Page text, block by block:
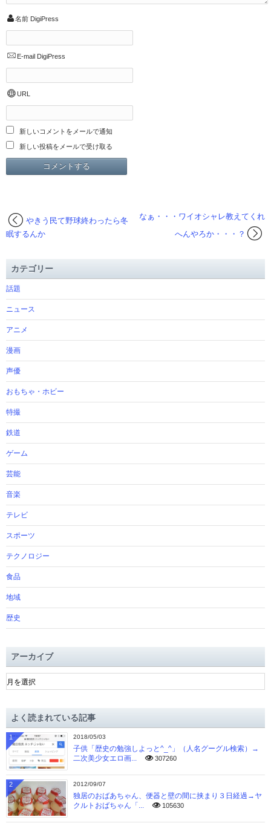
名前 DigiPress
E-mail DigiPress
URL
新しいコメントをメールで通知
新しい投稿をメールで受け取る
なぁ・・・ワイオシャレ教えてくれ
へんやろか・・・？
やきう民て野球終わったら冬
眠するんか
カテゴリー
話題
ニュース
アニメ
漫画
声優
おもちゃ・ホビー
特撮
鉄道
ゲーム
芸能
音楽
テレビ
スポーツ
テクノロジー
食品
地域
歴史
アーカイブ
ア
ー
ブよく読まれている記事
2018/05/03
子供「歴史の勉強しよっと^_^」（人名グーグル検索）→
二次美少女エロ画...
307260
1
2012/09/07
独居のおばあちゃん、便器と壁の間に挟まり３日経過→ヤ
クルトおばちゃん「...
105630
2